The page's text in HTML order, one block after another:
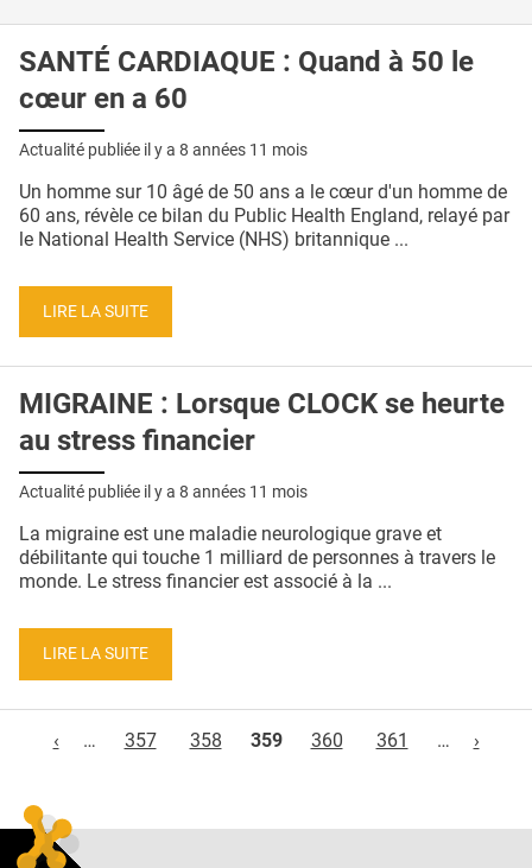
SANTÉ CARDIAQUE : Quand à 50 le
cœur en a 60
Actualité publiée il y a 8 années 11 mois
Un homme sur 10 âgé de 50 ans a le cœur d'un homme de
60 ans, révèle ce bilan du Public Health England, relayé par
le National Health Service (NHS) britannique ...
LIRE LA SUITE
MIGRAINE : Lorsque CLOCK se heurte
au stress financier
Actualité publiée il y a 8 années 11 mois
La migraine est une maladie neurologique grave et
débilitante qui touche 1 milliard de personnes à travers le
monde. Le stress financier est associé à la ...
LIRE LA SUITE
‹
… 357 358 359 360 361 … ›